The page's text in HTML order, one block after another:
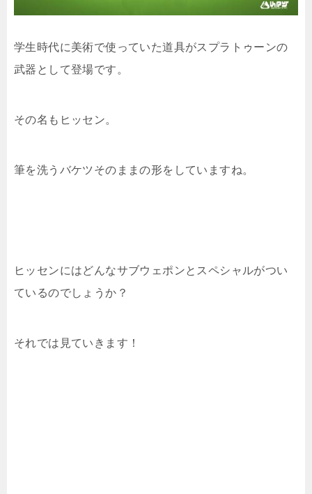
学生時代に美術で使っていた道具がスプラトゥーンの
武器として登場です。
その名もヒッセン。
筆を洗うバケツそのままの形をしていますね。
ヒッセンにはどんなサブウェポンとスペシャルがつい
ているのでしょうか？
それでは見ていきます！